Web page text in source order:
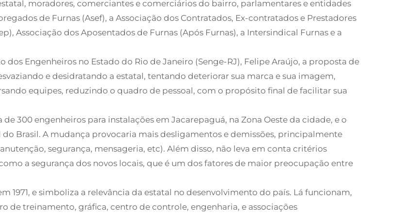
moradores, comerciantes e comerciários do bairro, parlamentares e entidades
de Furnas (Asef), a Associação dos Contratados, Ex-contratados e Prestadores
Associação dos Aposentados de Furnas (Após Furnas), a Intersindical Furnas e a
Engenheiros no Estado do Rio de Janeiro (Senge-RJ), Felipe Araújo, a proposta de
e desidratando a estatal, tentando deteriorar sua marca e sua imagem,
equipes, reduzindo o quadro de pessoal, com o propósito final de facilitar sua
300 engenheiros para instalações em Jacarepaguá, na Zona Oeste da cidade, e o
Brasil. A mudança provocaria mais desligamentos e demissões, principalmente
segurança, mensageria, etc). Além disso, não leva em conta critérios
a segurança dos novos locais, que é um dos fatores de maior preocupação entre
1971, e simboliza a relevância da estatal no desenvolvimento do país. Lá funcionam,
de treinamento, gráfica, centro de controle, engenharia, e associações